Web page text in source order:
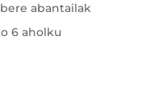
abantailak
6 aholku